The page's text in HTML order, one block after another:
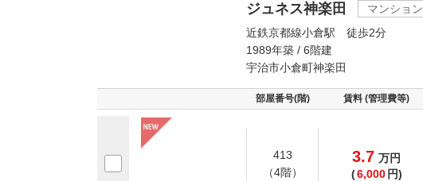
ジュネス神楽田
マンション
近鉄京都線小倉駅 徒歩2分
1989年築 / 6階建
宇治市小倉町神楽田
部屋番号(階) 賃料 (管理費等)
413
（4階）
3.7 万円
(6,000 円)